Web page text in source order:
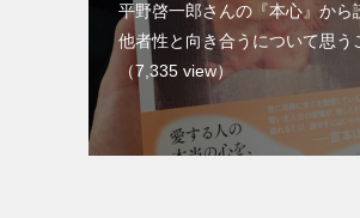
平野啓一郎さんの『本心』から
他者性と向き合うについて思う
（7,335 view）